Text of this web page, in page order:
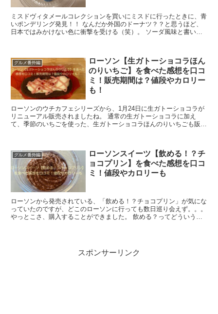
ミスドヴィタメールコレクションを買いにミスドに行ったときに、青
いポンデリング発見！！ なんだか外国のドーナツ？？と思うほど、
日本ではみかけない色に衝撃を受ける（笑）。 ソーダ風味と書いて
グルメ番外編
ローソン【生ガトーショコラほん
のりいちご】を食べた感想を口コ
ミ！販売期間は？値段やカロリー
も！
ローソンのウチカフェシリーズから、1月24日に生ガトーショコラが
リニューアル販売されましたね。 通常の生ガトーショコラに加え
て、季節のいちごを使った、生ガトーショコラほんのりいちごも販売
グルメ番外編
ローソンスイーツ【飲める！？チ
ョコプリン】を食べた感想を口コ
ミ！値段やカロリーも
ローソンから発売されている、「飲める！？チョコプリン」が気にな
っていたのですが、どこのローソンに行っても数日巡り会えず。。。
やっとこさ、購入することができました。 飲める？ってどういうこ
スポンサーリンク